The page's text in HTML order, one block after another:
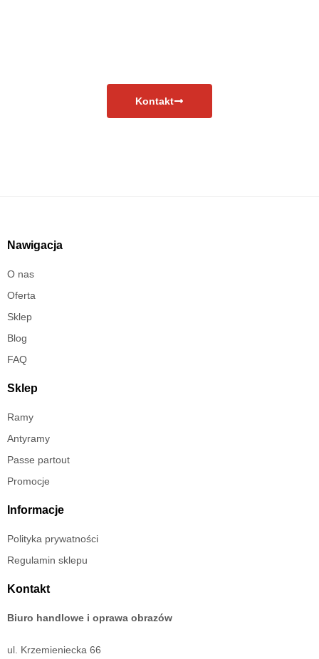
Kontakt
Nawigacja
O nas
Oferta
Sklep
Blog
FAQ
Sklep
Ramy
Antyramy
Passe partout
Promocje
Informacje
Polityka prywatności
Regulamin sklepu
Kontakt
Biuro handlowe i oprawa obrazów
ul. Krzemieniecka 66